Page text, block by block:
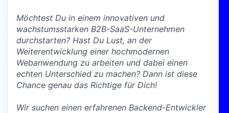
Möchtest Du in einem innovativen und
wachstumsstarken B2B-SaaS-Unternehmen
durchstarten? Hast Du Lust, an der
Weiterentwicklung einer hochmodernen
Webanwendung zu arbeiten und dabei einen
echten Unterschied zu machen? Dann ist diese
Chance genau das Richtige für Dich!
Wir suchen einen erfahrenen Backend-Entwickler